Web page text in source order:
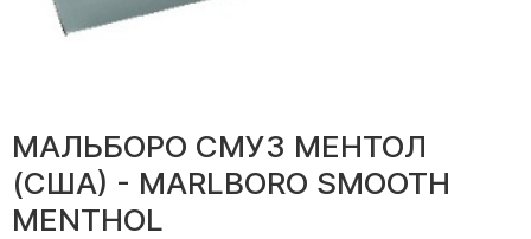
МАЛЬБОРО СМУЗ МЕНТОЛ
(США) - MARLBORO SMOOTH
MENTHOL